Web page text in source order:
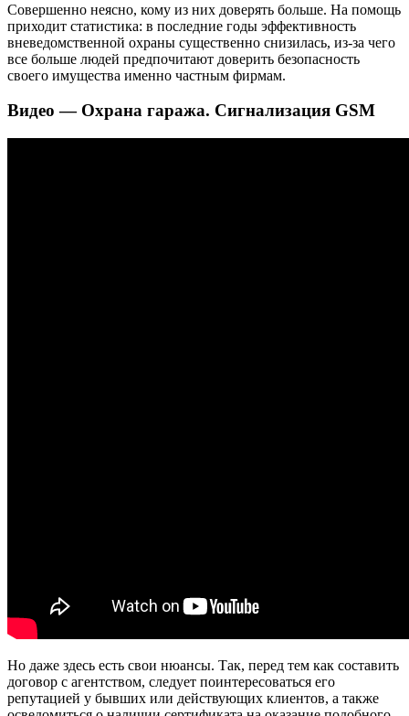
Совершенно неясно, кому из них доверять больше. На помощь
приходит статистика: в последние годы эффективность
вневедомственной охраны существенно снизилась, из-за чего
все больше людей предпочитают доверить безопасность
своего имущества именно частным фирмам.
Видео — Охрана гаража. Сигнализация GSM
Но даже здесь есть свои нюансы. Так, перед тем как составить
договор с агентством, следует поинтересоваться его
репутацией у бывших или действующих клиентов, а также